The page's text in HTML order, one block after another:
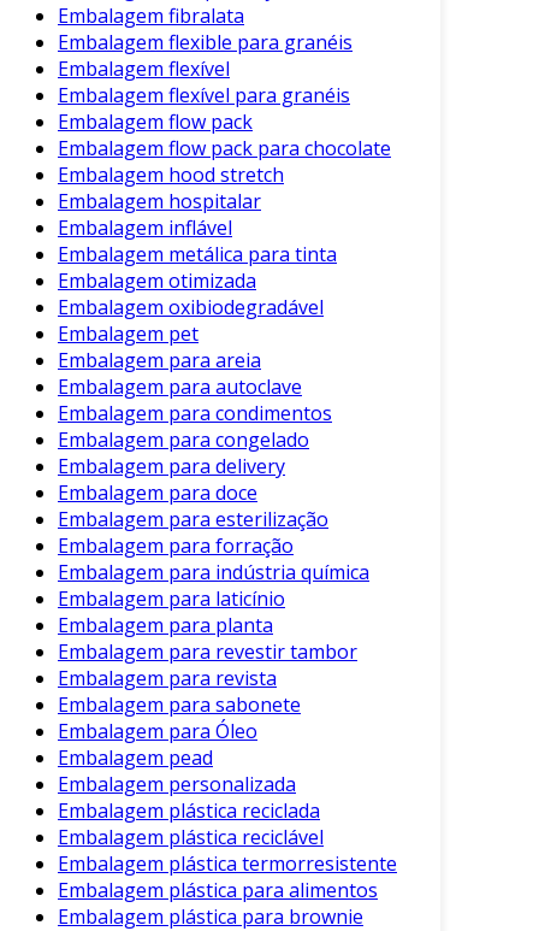
decompor. Mesmo após a sua
decomposição, eles podem liberar
substâncias tóxicas no solo e na água.
Consumo de Recursos
plásticos requer petróleo, um recurso
finito que contribui para a degradação
ambiental e a emissão de gases de efeito
estufa.
Portanto, a reflexão sobre o uso consciente de
sacolas plásticas é fundamental.
Alternativas Sustentáveis
Com a crescente preocupação ambiental,
alternativas às sacolas plásticas têm ganhado
destaque. Conheça algumas delas:
Sacolas Reutilizáveis: Feitas de materiais
mais duráveis, como tecido ou lona, essas
sacolas podem ser usadas inúmeras
vezes.
Sacolas de Papel: Embora não sejam tão
resistentes à água, são biodegradáveis e
têm um impacto ambiental menor quando
descartadas corretamente.
Sacolas Biodegradáveis: Feitas de
matérias-primas que se decompõem mais
rapidamente do que o plástico
convencional, essas sacolas se tornaram
populares.
Embalagem fibralata
Embalagem flexible para granéis
Embalagem flexível
Embalagem flexível para granéis
Embalagem flow pack
Embalagem flow pack para chocolate
Embalagem hood stretch
Embalagem hospitalar
Embalagem inflável
Embalagem metálica para tinta
Embalagem otimizada
Embalagem oxibiodegradável
Embalagem pet
Embalagem para areia
Embalagem para autoclave
Embalagem para condimentos
Embalagem para congelado
Embalagem para delivery
Embalagem para doce
Embalagem para esterilização
Embalagem para forração
Embalagem para indústria química
Embalagem para laticínio
Embalagem para planta
Embalagem para revestir tambor
Embalagem para revista
Embalagem para sabonete
Embalagem para Óleo
Embalagem pead
Embalagem personalizada
Embalagem plástica reciclada
Embalagem plástica reciclável
Embalagem plástica termorresistente
Embalagem plástica para alimentos
Embalagem plástica para brownie